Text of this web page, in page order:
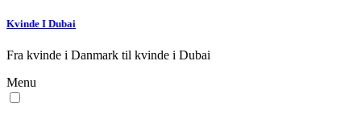
Kvinde I Dubai
Fra kvinde i Danmark til kvinde i Dubai
Menu